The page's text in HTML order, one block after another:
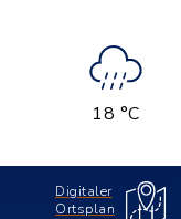
18 °C
Digitaler
Ortsplan